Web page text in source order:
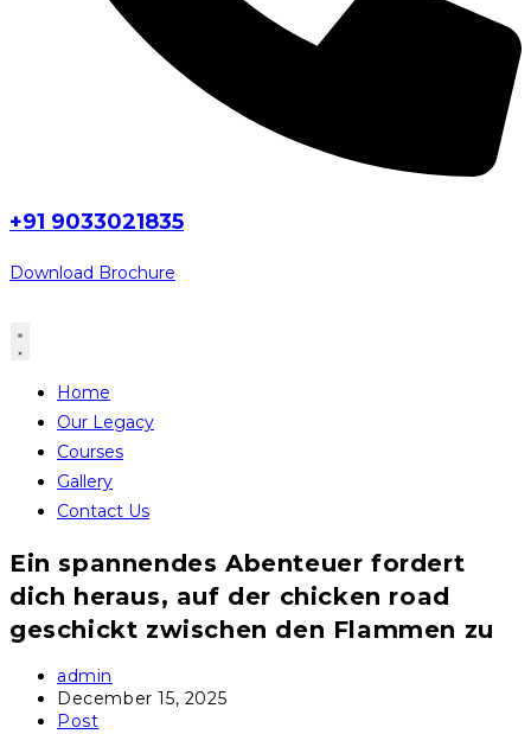
+91 9033021835
Download Brochure
Home
Our Legacy
Courses
Gallery
Contact Us
Ein spannendes Abenteuer fordert
dich heraus, auf der chicken road
geschickt zwischen den Flammen zu
Post
author:
admin
Post
published:
December 15, 2025
Post
Post